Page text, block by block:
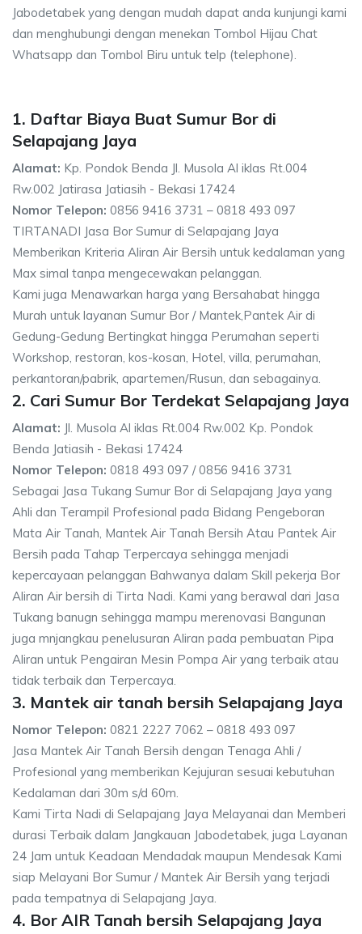
Jabodetabek yang dengan mudah dapat anda kunjungi kami
dan menghubungi dengan menekan Tombol Hijau Chat
Whatsapp dan Tombol Biru untuk telp (telephone).
1. Daftar Biaya Buat Sumur Bor di
Selapajang Jaya
Alamat: Kp. Pondok Benda Jl. Musola Al iklas Rt.004
Rw.002 Jatirasa Jatiasih - Bekasi 17424
Nomor Telepon: 0856 9416 3731 – 0818 493 097
TIRTANADI Jasa Bor Sumur di Selapajang Jaya
Memberikan Kriteria Aliran Air Bersih untuk kedalaman yang
Max simal tanpa mengecewakan pelanggan.
Kami juga Menawarkan harga yang Bersahabat hingga
Murah untuk layanan Sumur Bor / Mantek,Pantek Air di
Gedung-Gedung Bertingkat hingga Perumahan seperti
Workshop, restoran, kos-kosan, Hotel, villa, perumahan,
perkantoran/pabrik, apartemen/Rusun, dan sebagainya.
2. Cari Sumur Bor Terdekat Selapajang Jaya
Alamat: Jl. Musola Al iklas Rt.004 Rw.002 Kp. Pondok
Benda Jatiasih - Bekasi 17424
Nomor Telepon: 0818 493 097 / 0856 9416 3731
Sebagai Jasa Tukang Sumur Bor di Selapajang Jaya yang
Ahli dan Terampil Profesional pada Bidang Pengeboran
Mata Air Tanah, Mantek Air Tanah Bersih Atau Pantek Air
Bersih pada Tahap Terpercaya sehingga menjadi
kepercayaan pelanggan Bahwanya dalam Skill pekerja Bor
Aliran Air bersih di Tirta Nadi. Kami yang berawal dari Jasa
Tukang banugn sehingga mampu merenovasi Bangunan
juga mnjangkau penelusuran Aliran pada pembuatan Pipa
Aliran untuk Pengairan Mesin Pompa Air yang terbaik atau
tidak terbaik dan Terpercaya.
3. Mantek air tanah bersih Selapajang Jaya
Nomor Telepon: 0821 2227 7062 – 0818 493 097
Jasa Mantek Air Tanah Bersih dengan Tenaga Ahli /
Profesional yang memberikan Kejujuran sesuai kebutuhan
Kedalaman dari 30m s/d 60m.
Kami Tirta Nadi di Selapajang Jaya Melayanai dan Memberi
durasi Terbaik dalam Jangkauan Jabodetabek, juga Layanan
24 Jam untuk Keadaan Mendadak maupun Mendesak Kami
siap Melayani Bor Sumur / Mantek Air Bersih yang terjadi
pada tempatnya di Selapajang Jaya.
4. Bor AIR Tanah bersih Selapajang Jaya